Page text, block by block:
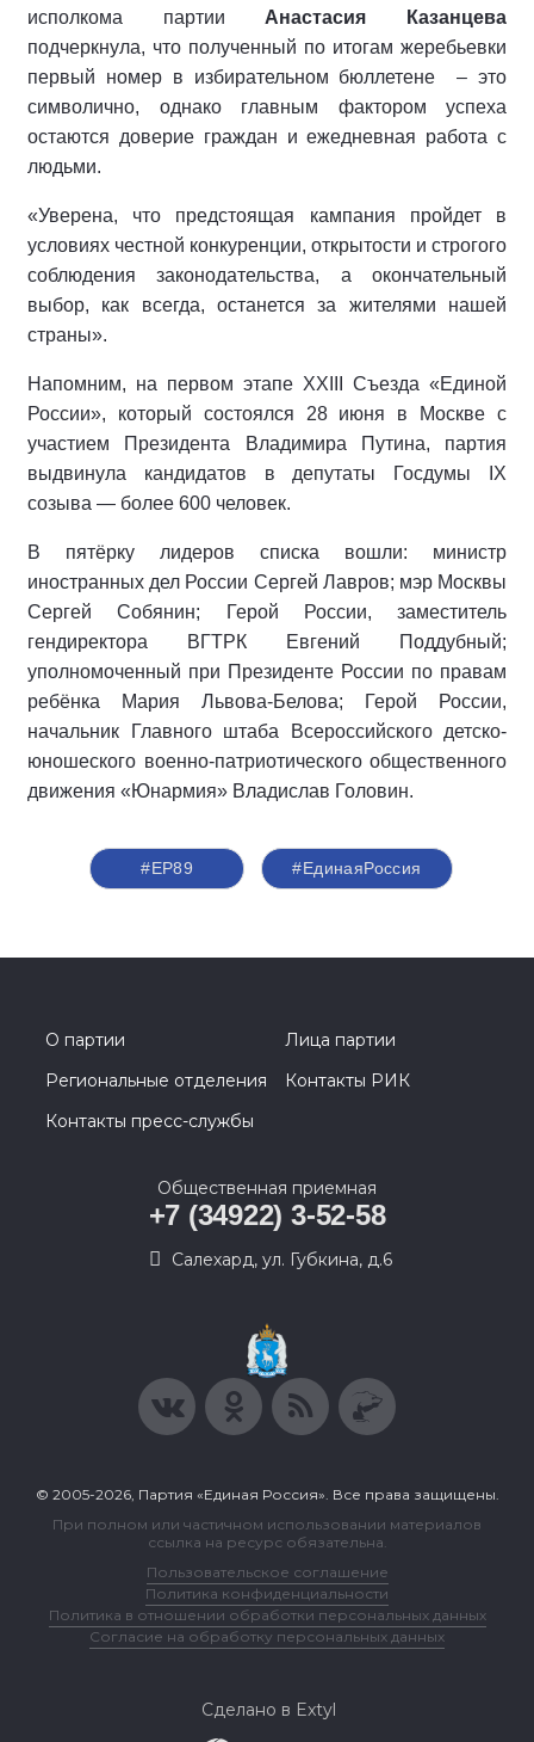
исполкома партии Анастасия Казанцева
подчеркнула, что полученный по итогам жеребьевки
первый номер в избирательном бюллетене
– это
символично, однако главным фактором успеха
остаются доверие граждан и ежедневная работа с
людьми.
«Уверена, что предстоящая кампания пройдет в
условиях честной конкуренции, открытости и строгого
соблюдения законодательства, а окончательный
выбор, как всегда, останется за жителями нашей
страны».
Напомним, на первом этапе XXIII Съезда «Единой
России», который состоялся 28 июня в Москве с
участием Президента Владимира Путина, партия
выдвинула кандидатов в депутаты Госдумы IX
созыва — более 600 человек.
В пятёрку лидеров списка вошли: министр
иностранных дел России Сергей Лавров; мэр Москвы
Сергей Собянин; Герой России, заместитель
гендиректора ВГТРК Евгений Поддубный;
уполномоченный при Президенте России по правам
ребёнка Мария Львова-Белова; Герой России,
начальник Главного штаба Всероссийского детско-
юношеского военно-патриотического общественного
движения «Юнармия» Владислав Головин.
#ЕР89 #‎ЕдинаяРоссия
О партии
Лица партии
Региональные отделения
Контакты РИК
Контакты пресс-службы
Общественная приемная
+7 (34922) 3-52-58
Салехард, ул. Губкина, д.6
© 2005-2026, Партия «Единая Россия». Все права защищены.
При полном или частичном использовании материалов
ссылка на ресурс обязательна.
Пользовательское соглашение
Политика конфиденциальности
Политика в отношении обработки персональных данных
Согласие на обработку персональных данных
Сделано в Extyl